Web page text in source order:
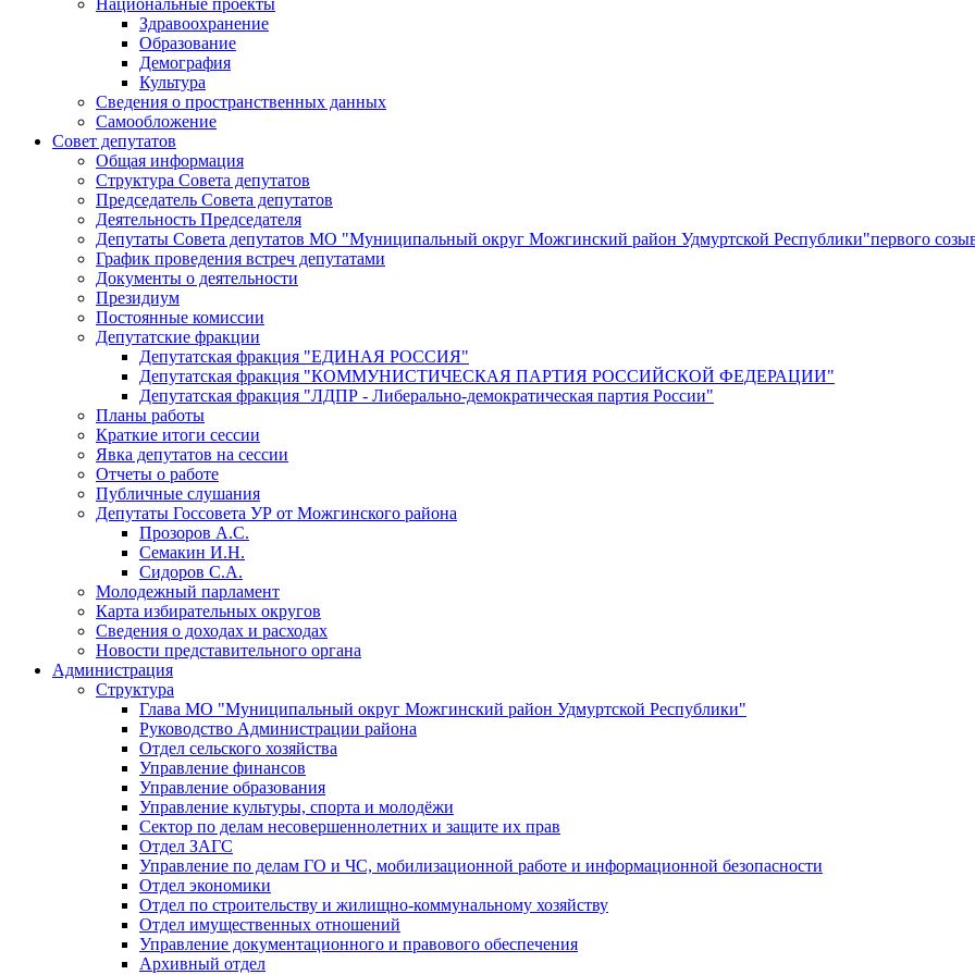
Здравоохранение
Образование
Демография
Культура
Сведения о пространственных данных
Самообложение
Совет депутатов
Общая информация
Структура Совета депутатов
Председатель Совета депутатов
Деятельность Председателя
Депутаты Совета депутатов МО "Муниципальный округ Можгинский район Удмуртской Республики"первого
График проведения встреч депутатами
Документы о деятельности
Президиум
Постоянные комиссии
Депутатские фракции
Депутатская фракция "ЕДИНАЯ РОССИЯ"
Депутатская фракция "КОММУНИСТИЧЕСКАЯ ПАРТИЯ РОССИЙСКОЙ ФЕДЕРАЦИИ"
Депутатская фракция "ЛДПР - Либерально-демократическая партия России"
Планы работы
Краткие итоги сессии
Явка депутатов на сессии
Отчеты о работе
Публичные слушания
Депутаты Госсовета УР от Можгинского района
Прозоров А.С.
Семакин И.Н.
Сидоров С.А.
Молодежный парламент
Карта избирательных округов
Сведения о доходах и расходах
Новости представительного органа
Администрация
Структура
Глава МО "Муниципальный округ Можгинский район Удмуртской Республики"
Руководство Администрации района
Отдел сельского хозяйства
Управление финансов
Управление образования
Управление культуры, спорта и молодёжи
Сектор по делам несовершеннолетних и защите их прав
Отдел ЗАГС
Управление по делам ГО и ЧС, мобилизационной работе и информационной безопасности
Отдел экономики
Отдел по строительству и жилищно-коммунальному хозяйству
Отдел имущественных отношений
Управление документационного и правового обеспечения
Архивный отдел